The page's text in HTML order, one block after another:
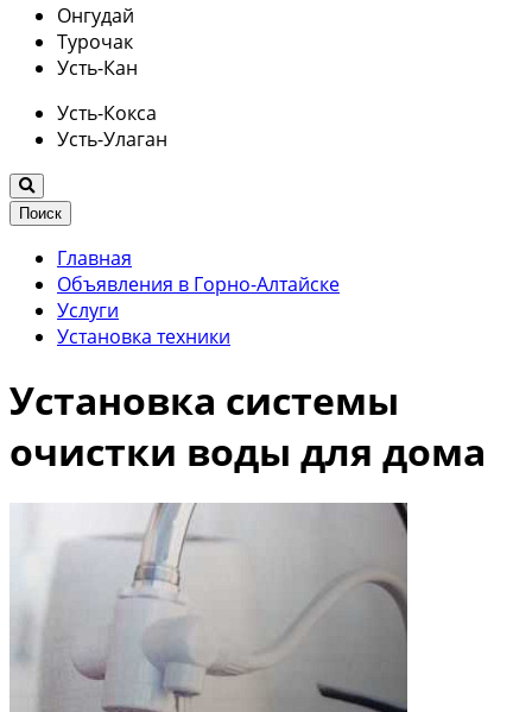
Онгудай
Турочак
Усть-Кан
Усть-Кокса
Усть-Улаган
Поиск
Главная
Объявления в Горно-Алтайске
Услуги
Установка техники
Установка системы
очистки воды для дома